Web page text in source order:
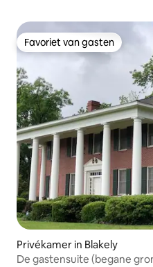
Favoriet van gasten
Favoriet van gasten
Privékamer in Blakely
De gastensuite (begane